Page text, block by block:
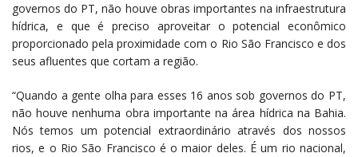
governos do PT, não houve obras importantes na infraestrutura
hídrica, e que é preciso aproveitar o potencial econômico
proporcionado pela proximidade com o Rio São Francisco e dos
seus afluentes que cortam a região.
“Quando a gente olha para esses 16 anos sob governos do PT,
não houve nenhuma obra importante na área hídrica na Bahia.
Nós temos um potencial extraordinário através dos nossos
rios, e o Rio São Francisco é o maior deles. É um rio nacional,